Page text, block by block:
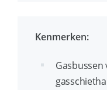
Kenmerken: